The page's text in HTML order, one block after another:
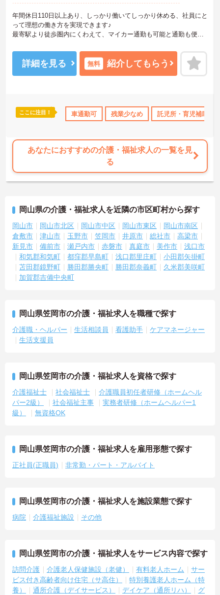
資格OK ボーナス・賞与あり 社会保険完備 交通費支給
年間休日110日以上あり、しっかり働いてしっかり休める、社員にと
って理想の働き方を実現できます♪
最寄駅より徒歩圏内にくわえて、マイカー通勤も可能と通勤も便利
ご興味ある方には、面接対策ポイントなど、さらに詳細をお話しい
たしますのでお気軽にご相談ください。
詳細を見る 無料 紹介してもらう
ここに注目！ 車通勤可 残業少なめ 託児所・育児補助
あなたにおすすめの介護・福祉求人の一覧を見
る
岡山県の介護・福祉求人を近隣の市区町村から探す
岡山市 岡山市北区 岡山市中区 岡山市東区
岡山市南区
倉敷市
津山市 玉野市 笠岡市 井原市 総社市
高梁市
新見市
備前市 瀬戸内市 赤磐市 真庭市 美作市
浅口市
和気郡和気町
都窪郡早島町 浅口郡里庄町
小田郡矢掛町
苫田郡鏡野町
勝田郡勝央町 勝田郡奈義町
久米郡美咲町
加賀郡吉備中央町
岡山県笠岡市の介護・福祉求人を職種で探す
介護職・ヘルパー 生活相談員 看護助手
ケアマネージャー
生活支援員
岡山県笠岡市の介護・福祉求人を資格で探す
介護福祉士 社会福祉士
介護職員初任者研修（ホームヘル
パー2級）
社会福祉主事
実務者研修（ホームヘルパー1
級）
無資格OK
岡山県笠岡市の介護・福祉求人を雇用形態で探す
正社員(正職員) 非常勤・パート・アルバイト
岡山県笠岡市の介護・福祉求人を施設業態で探す
病院 介護福祉施設 その他
岡山県笠岡市の介護・福祉求人をサービス内容で探す
訪問介護 介護老人保健施設（老健） 有料老人ホーム
サー
ビス付き高齢者向け住宅（サ高住）
特別養護老人ホーム（特
養）
通所介護（デイサービス） デイケア（通所リハ） グ